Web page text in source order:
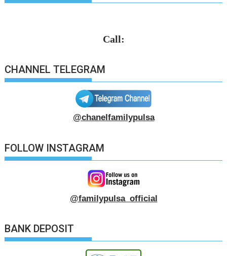
Call:
CHANNEL TELEGRAM
@chanelfamilypulsa
FOLLOW INSTAGRAM
@familypulsa_official
BANK DEPOSIT